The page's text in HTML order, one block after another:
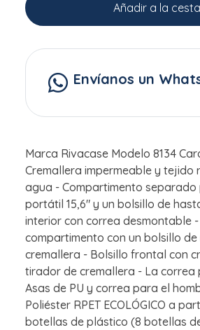
Añadir a la cesta
Envíanos un
Marca Rivacase Modelo 8134
Cremallera impermeable y tejido
agua - Compartimento separado
portátil 15,6" y un bolsillo de
interior con correa desmontable
compartimento con un bolsillo de
cremallera - Bolsillo frontal con
tirador de cremallera - La correa
Asas de PU y correa para el
Poliéster RPET ECOLÓGICO a
botellas de plástico (8 botellas